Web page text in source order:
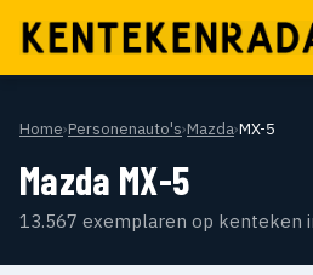
Home›Personenauto's›Mazda›MX-5
Mazda MX-5
13.567 exemplaren op kenteken